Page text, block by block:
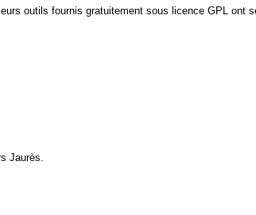
outils fournis gratuitement sous licence GPL ont
Jaurès.